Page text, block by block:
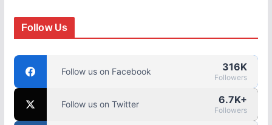
Follow Us
Follow us on Facebook 316K
Followers
Follow us on Twitter 6.7K+
Followers